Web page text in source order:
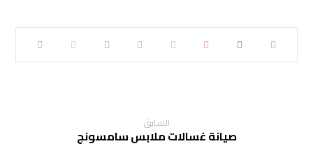
السابق
صيانة غسالات ملابس سامسونج